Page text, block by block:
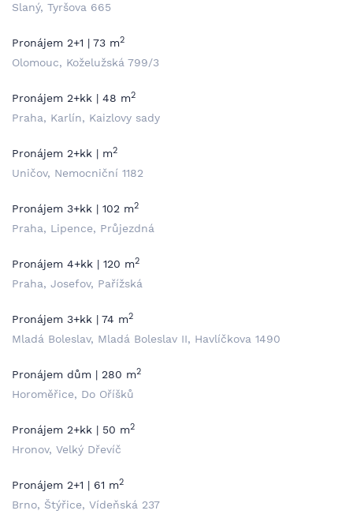
Slaný, Tyršova 665
Pronájem 2+1 | 73 m2
Olomouc, Koželužská 799/3
Pronájem 2+kk | 48 m2
Praha, Karlín, Kaizlovy sady
Pronájem 2+kk | m2
Uničov, Nemocniční 1182
Pronájem 3+kk | 102 m2
Praha, Lipence, Průjezdná
Pronájem 4+kk | 120 m2
Praha, Josefov, Pařížská
Pronájem 3+kk | 74 m2
Mladá Boleslav, Mladá Boleslav II, Havlíčkova 1490
Pronájem dům | 280 m2
Horoměřice, Do Oříšků
Pronájem 2+kk | 50 m2
Hronov, Velký Dřevíč
Pronájem 2+1 | 61 m2
Brno, Štýřice, Vídeňská 237